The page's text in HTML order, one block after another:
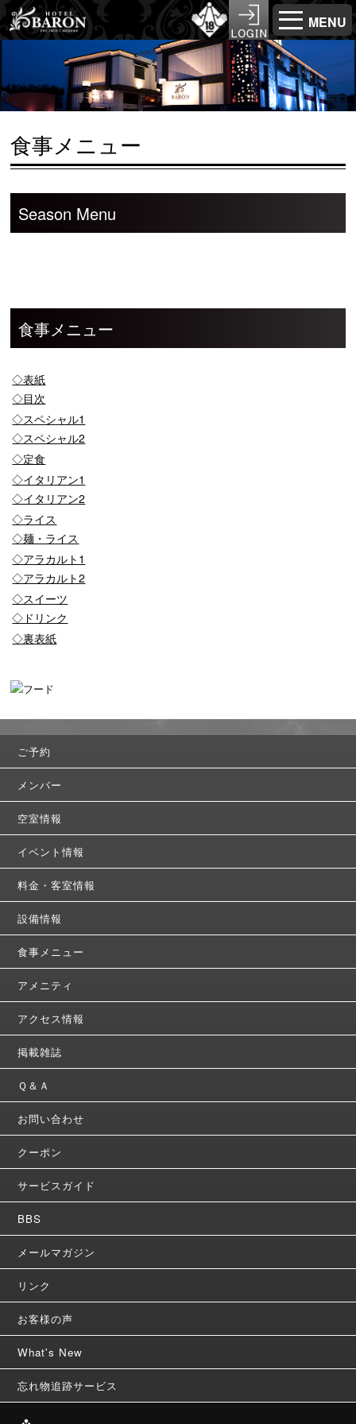
MENU
食事メニュー
Season Menu
食事メニュー
◇表紙
◇目次
◇スペシャル1
◇スペシャル2
◇定食
◇イタリアン1
◇イタリアン2
◇ライス
◇麺・ライス
◇アラカルト1
◇アラカルト2
◇スイーツ
◇ドリンク
◇裏表紙
ご予約
メンバー
空室情報
イベント情報
料金・客室情報
設備情報
食事メニュー
アメニティ
アクセス情報
掲載雑誌
Ｑ＆Ａ
お問い合わせ
クーポン
サービスガイド
BBS
メールマガジン
リンク
お客様の声
What's New
忘れ物追跡サービス